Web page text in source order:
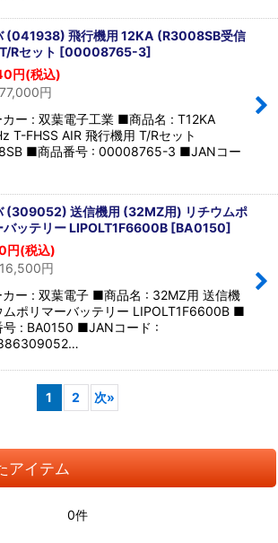
(041938) 飛行機用 12KA (R3008SB受信
Rセット [00008765-3]
円(税込)
77,000円
ー : 双葉電子工業 ■商品名 : T12KA
T-FHSS AIR 飛行機用 T/Rセット
■商品番号 : 00008765-3 ■JANコー
(309052) 送信機用 (32MZ用) リチウムポ
バッテリー LIPOLT1F6600B [BA0150]
円(税込)
16,500円
ー : 双葉電子 ■商品名 : 32MZ用 送信機
ムポリマーバッテリー LIPOLT1F6600B ■
号 : BA0150 ■JANコード :
1 2 次»
アイテム
0件